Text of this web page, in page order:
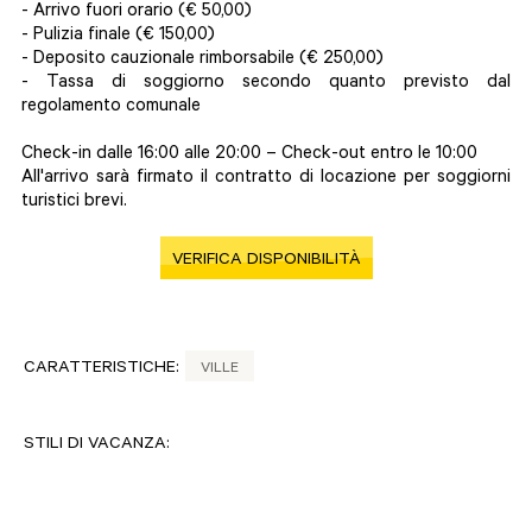
- Arrivo fuori orario (€ 50,00)
- Pulizia finale (€ 150,00)
- Deposito cauzionale rimborsabile (€ 250,00)
- Tassa di soggiorno secondo quanto previsto dal
regolamento comunale
Check-in dalle 16:00 alle 20:00 – Check-out entro le 10:00
All'arrivo sarà firmato il contratto di locazione per soggiorni
turistici brevi.
VERIFICA DISPONIBILITÀ
CARATTERISTICHE: VILLE
STILI DI VACANZA: